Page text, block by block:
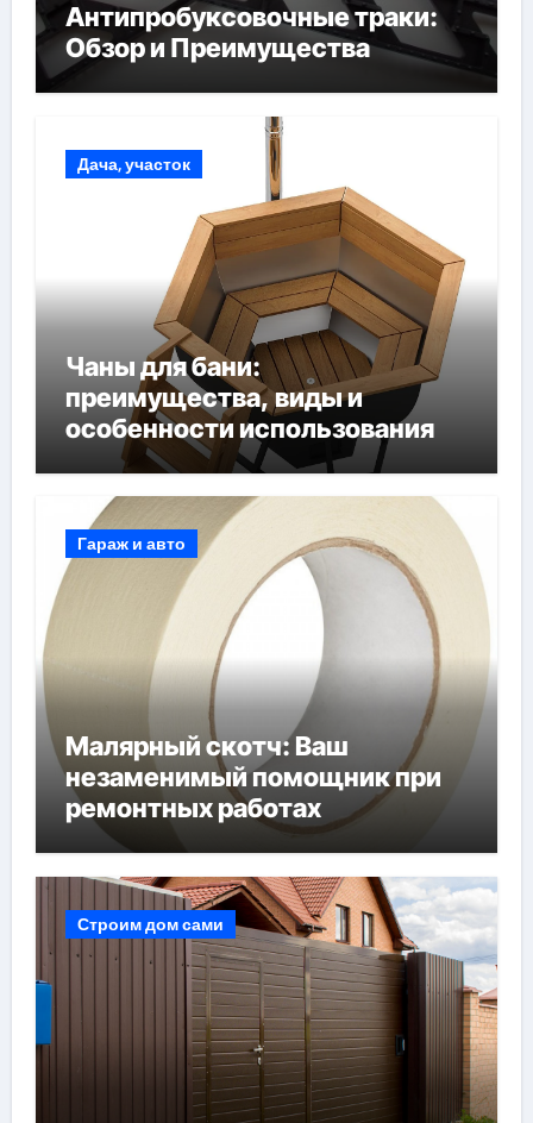
Антипробуксовочные траки:
Обзор и Преимущества
Дача, участок
Чаны для бани:
преимущества, виды и
особенности использования
Гараж и авто
Малярный скотч: Ваш
незаменимый помощник при
ремонтных работах
Строим дом сами